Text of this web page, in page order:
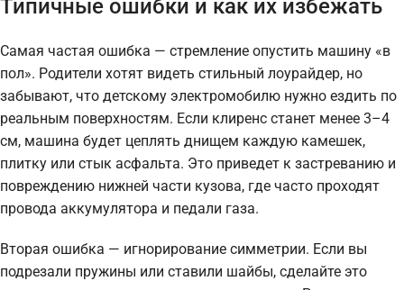
Типичные ошибки и как их избежать
Самая частая ошибка — стремление опустить машину «в
пол». Родители хотят видеть стильный лоурайдер, но
забывают, что детскому электромобилю нужно ездить по
реальным поверхностям. Если клиренс станет менее 3–4
см, машина будет цеплять днищем каждую камешек,
плитку или стык асфальта. Это приведет к застреванию и
повреждению нижней части кузова, где часто проходят
провода аккумулятора и педали газа.
Вторая ошибка — игнорирование симметрии. Если вы
подрезали пружины или ставили шайбы, сделайте это